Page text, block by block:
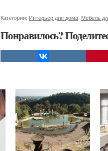
Категории: Интерьер для дома Мебель
Понравилось?